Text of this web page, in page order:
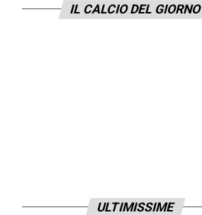
IL CALCIO DEL GIORNO
ULTIMISSIME